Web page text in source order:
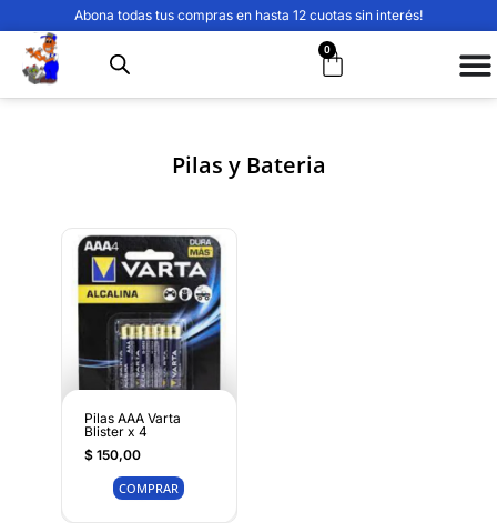
Abona todas tus compras en hasta 12 cuotas sin interés!
0
Pilas y Bateria
Pilas AAA Varta
Blister x 4
$150,00
COMPRAR